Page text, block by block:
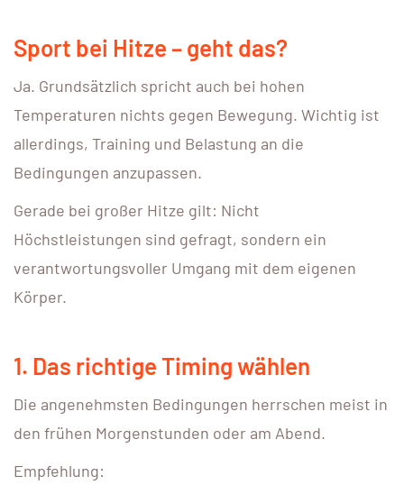
Sport bei Hitze – geht das?
Ja. Grundsätzlich spricht auch bei hohen
Temperaturen nichts gegen Bewegung. Wichtig ist
allerdings, Training und Belastung an die
Bedingungen anzupassen.
Gerade bei großer Hitze gilt: Nicht
Höchstleistungen sind gefragt, sondern ein
verantwortungsvoller Umgang mit dem eigenen
Körper.
1. Das richtige Timing wählen
Die angenehmsten Bedingungen herrschen meist in
den frühen Morgenstunden oder am Abend.
Empfehlung: